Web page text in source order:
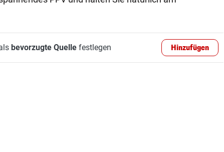
bevorzugte Quellefestlegen Hinzufügen